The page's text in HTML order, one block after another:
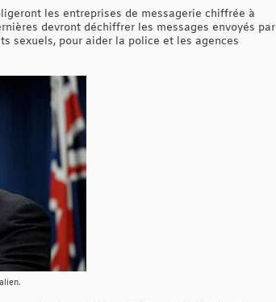
les entreprises de messagerie chiffrée à
devront déchiffrer les messages envoyés par
sexuels, pour aider la police et les agences